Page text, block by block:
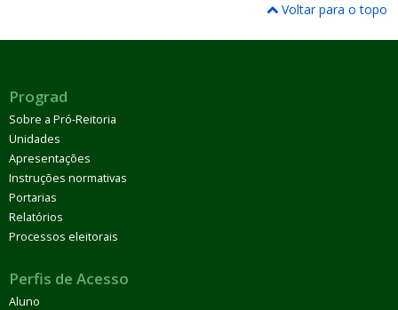
Voltar para o topo
Prograd
Sobre a Pró-Reitoria
Unidades
Apresentações
Instruções normativas
Portarias
Relatórios
Processos eleitorais
Perfis de Acesso
Aluno